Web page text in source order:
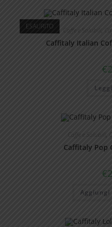
ESAURITO Caffe e Solubili
Caffitaly Italian
€
Caffe e Solubili,
Caffitaly Pop
€
Aggiungi